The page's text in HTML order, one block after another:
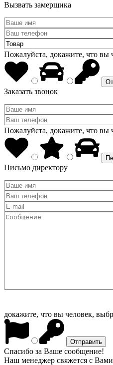
Вызвать замерщика
Пожалуйста, докажите, что вы
Заказать звонок
Пожалуйста, докажите, что вы
Письмо директору
докажите, что вы человек,
Спасибо за Ваше сообщение!
Наш менеджер свяжется с